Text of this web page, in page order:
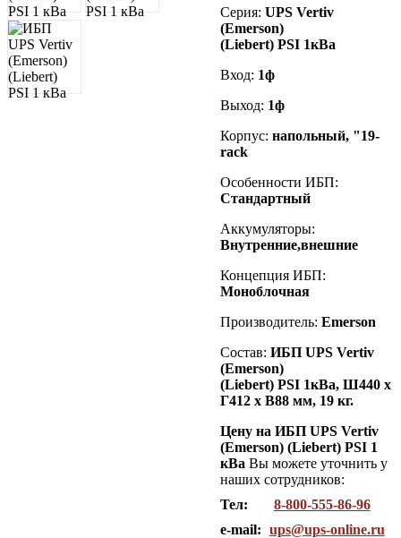
Серия: UPS Vertiv
(Emerson)
(Liebert) PSI 1кВа
Вход: 1ф
Выход: 1ф
Корпус: напольный, "19-
rack
Особенности ИБП:
Стандартный
Аккумуляторы:
Внутренние,внешние
Концепция ИБП:
Моноблочная
Производитель: Emerson
Состав: ИБП UPS Vertiv
(Emerson)
(Liebert) PSI 1кВа, Ш440 х
Г412 х В88 мм, 19 кг.
Цену на ИБП UPS Vertiv
(Emerson) (Liebert) PSI 1
кВа Вы можете уточнить у
наших сотрудников:
Тел:
8-800-555-86-96
e-mail: ups@ups-online.ru